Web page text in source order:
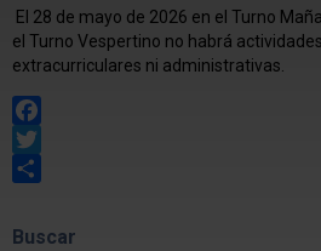
El 28 de mayo de 2026 en el Turno
el Turno Vespertino no habrá
extracurriculares ni administrativas.
Facebook
Twitter
Buscar